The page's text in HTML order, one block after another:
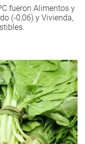
fueron Alimentos y
(-0,06) y Vivienda,